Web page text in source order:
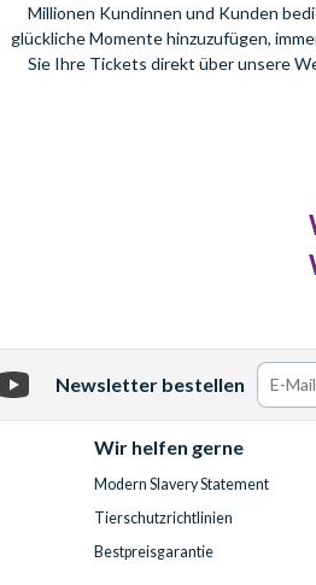
Millionen Kundinnen und Kunden
glückliche Momente hinzuzufügen,
Sie Ihre Tickets direkt über unsere
Newsletter bestellen
Wir helfen gerne
Modern Slavery Statement
Tierschutzrichtlinien
Bestpreisgarantie